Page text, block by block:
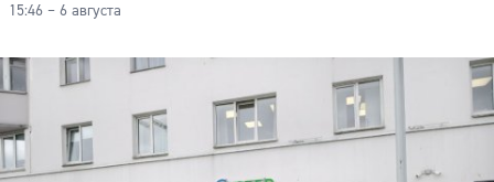
15:46 – 6 августа